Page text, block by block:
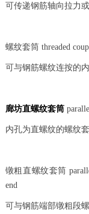
可传递钢筋轴向拉力
螺纹套筒 threaded
可与钢筋螺纹连按的
廊坊直螺纹套筒
内孔为直螺纹的螺纹
镦粗直螺纹套筒
end
可与钢筋端部镦粗段